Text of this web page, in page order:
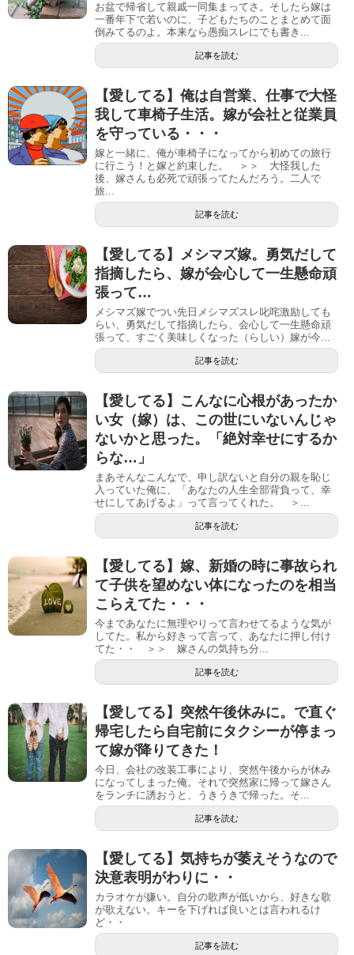
お盆で帰省して親戚一同集まってさ。そしたら嫁は
一番年下で若いのに、子どもたちのことまとめて面
倒みてるのよ。本来なら愚痴スレにでも書き...
記事を読む
【愛してる】俺は自営業、仕事で大怪
我して車椅子生活。嫁が会社と従業員
を守っている・・・
嫁と一緒に、俺が車椅子になってから初めての旅行
に行こう！と嫁と約束した。 ＞＞ 大怪我した
後、嫁さんも必死で頑張ってたんだろう。二人で
旅...
記事を読む
【愛してる】メシマズ嫁。勇気だして
指摘したら、嫁が会心して一生懸命頑
張って…
メシマズ嫁でつい先日メシマズスレ叱咤激励しても
らい、勇気だして指摘したら、会心して一生懸命頑
張って、すごく美味しくなった（らしい）嫁が今...
記事を読む
【愛してる】こんなに心根があったか
い女（嫁）は、この世にいないんじゃ
ないかと思った。「絶対幸せにするか
らな…」
まあそんなこんなで、申し訳ないと自分の親を恥じ
入っていた俺に、「あなたの人生全部背負って、幸
せにしてあげるよ」って言ってくれた。 ＞...
記事を読む
【愛してる】嫁、新婚の時に事故られ
て子供を望めない体になったのを相当
こらえてた・・・
今まであなたに無理やりって言わせてるような気が
してた。私から好きって言って、あなたに押し付け
てた・・ ＞＞ 嫁さんの気持ち分...
記事を読む
【愛してる】突然午後休みに。で直ぐ
帰宅したら自宅前にタクシーが停まっ
て嫁が降りてきた！
今日、会社の改装工事により、突然午後からが休み
になってしまった俺。それで突然家に帰って嫁さん
をランチに誘おうと、うきうきで帰った。そ...
記事を読む
【愛してる】気持ちが萎えそうなので
決意表明がわりに・・
カラオケが嫌い。自分の歌声が低いから、好きな歌
が歌えない。キーを下げれば良いとは言われるけ
ど・・
記事を読む